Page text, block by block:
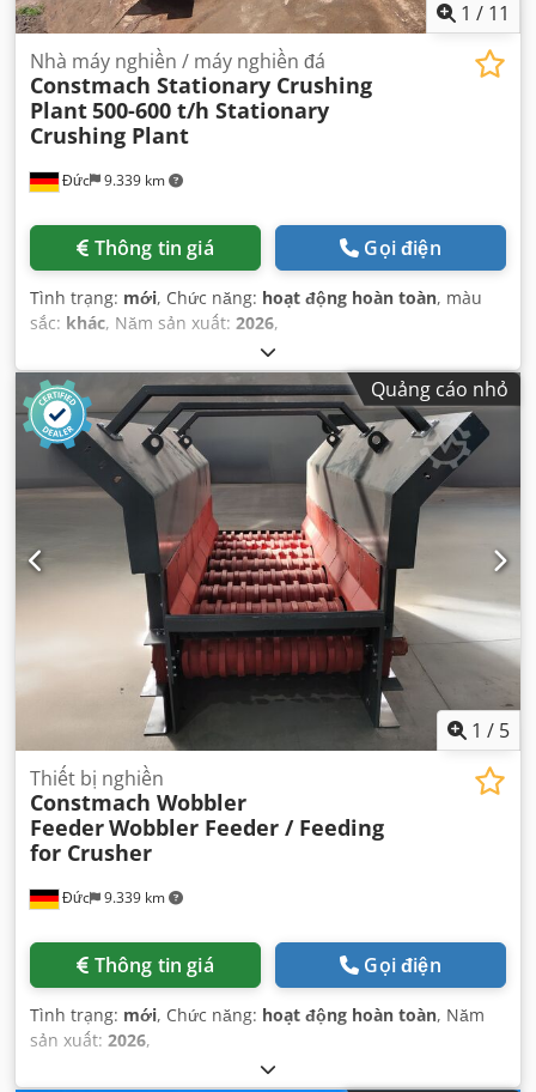
1 / 11
Đức 9.339 km
Nhà máy nghiền / máy nghiền đá
Constmach Stationary Crushing
Plant500-600 t/h Stationary
Crushing Plant
Thông tin giá Gọi điện
Tình trạng: mới, Chức năng: hoạt động hoàn toàn, màu
sắc: khác, Năm sản xuất: 2026,
Quảng cáo nhỏ
1 / 5
Đức 9.339 km
Thiết bị nghiền
Constmach Wobbler
FeederWobbler Feeder / Feeding
for Crusher
Thông tin giá Gọi điện
Tình trạng: mới, Chức năng: hoạt động hoàn toàn, Năm
sản xuất: 2026,